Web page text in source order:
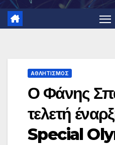
ΑΘΛΗΤΙΣΜΟΣ
Ο Φάνης
τελετή
Special